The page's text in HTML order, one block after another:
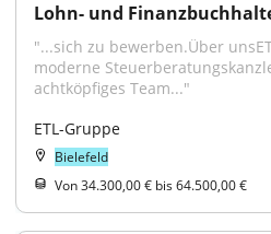
Lohn- und
"...sich zu bewerben.Über
moderne
achtköpfiges Team..."
ETL-Gruppe
Bielefeld
Von 34.300,00 € bis 64.500,00 €